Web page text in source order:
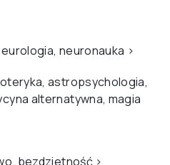
neuronauka ›
astropsychologia,
alternatywna, magia
bezdzietność ›